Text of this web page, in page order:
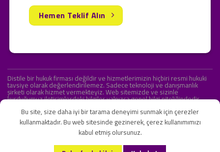
Hemen Teklif Alın
Distile bir hukuk firması değildir ve hizmetlerimizin hiçbiri resmi hukuki
tavsiye olarak değerlendirilemez. Sadece teknoloji ve danışmanlık
şirketi olarak hizmet vermekteyiz. Web sitemizde ve sizinle
kurduğumuz iletişimlerdeki bilgiler yalnızca genel bilgi niteliğindedir.
KVKK ve Gizlilik Sözleşmesi S.S.S. İletişim
Bu site, size daha iyi bir tarama deneyimi sunmak için çerezler
kullanmaktadır. Bu web sitesinde gezinerek, çerez kullanımımızı
kabul etmiş olursunuz.